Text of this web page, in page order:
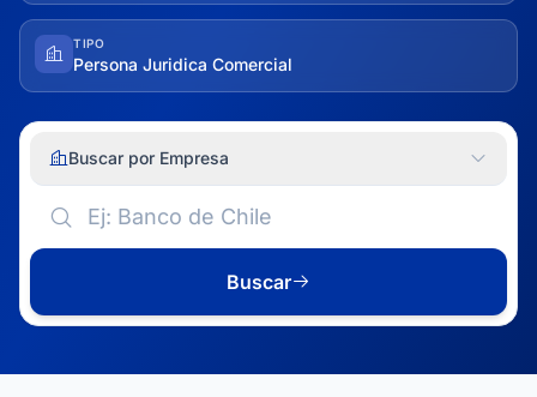
TIPO
Persona Juridica Comercial
Buscar por Empresa
Buscar